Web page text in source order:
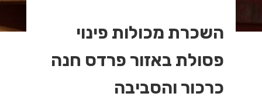
השכרת מכולות פינוי
פסולת באזור פרדס חנה
כרכור והסביבה